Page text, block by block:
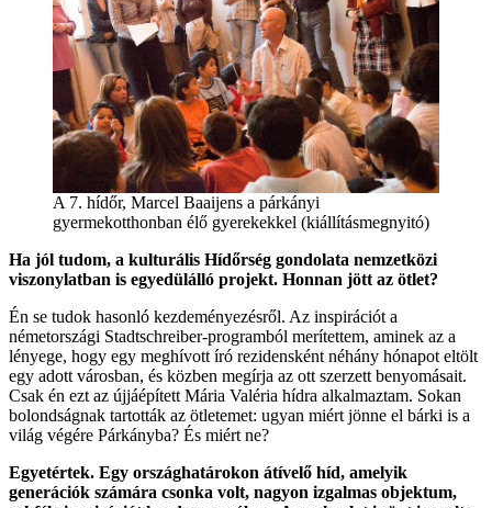
A 7. hídőr, Marcel Baaijens a párkányi
gyermekotthonban élő gyerekekkel (kiállításmegnyitó)
Ha jól tudom, a kulturális Hídőrség gondolata nemzetközi
viszonylatban is egyedülálló projekt. Honnan jött az ötlet?
Én se tudok hasonló kezdeményezésről. Az inspirációt a
németországi Stadtschreiber-programból merítettem, aminek az a
lényege, hogy egy meghívott író rezidensként néhány hónapot eltölt
egy adott városban, és közben megírja az ott szerzett benyomásait.
Csak én ezt az újjáépített Mária Valéria hídra alkalmaztam. Sokan
bolondságnak tartották az ötletemet: ugyan miért jönne el bárki is a
világ végére Párkányba? És miért ne?
Egyetértek. Egy országhatárokon átívelő híd, amelyik
generációk számára csonka volt, nagyon izgalmas objektum,